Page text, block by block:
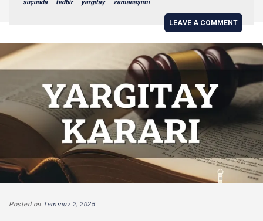
suçunda tedbir yargıtay zamanaşımı
LEAVE A COMMENT
Posted on Temmuz 2, 2025